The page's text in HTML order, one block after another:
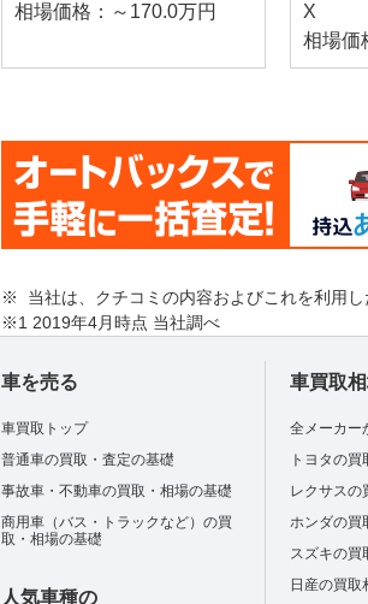
相場価格：～170.0万円
X
相場価
※ 当社は、クチコミの内容およびこれを利用し
※1 2019年4月時点 当社調べ
車を売る
車買取トップ
普通車の買取・査定の基礎
事故車・不動車の買取・相場の基礎
商用車（バス・トラックなど）の買
取・相場の基礎
人気車種の
車買取
全メーカー
トヨタの買
レクサスの
ホンダの買
スズキの買
日産の買取